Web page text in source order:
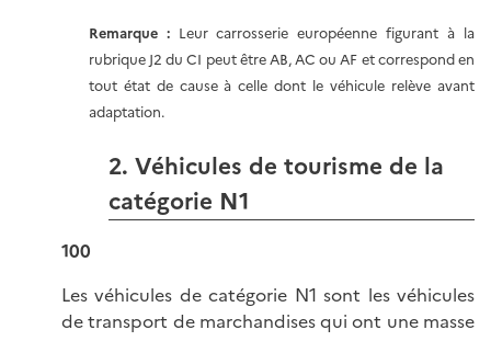
Remarque :Leur carrosserie européenne figurant à la
rubrique J2 du CI peut être AB, AC ou AF et correspond en
tout état de cause à celle dont le véhicule relève avant
adaptation.
2. Véhicules de tourisme de la
catégorie N1
100
Les véhicules de catégorie N1 sont les véhicules
de transport de marchandises qui ont une masse